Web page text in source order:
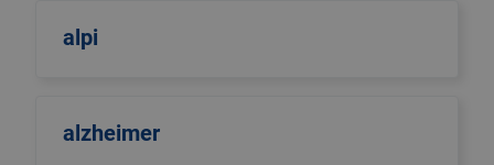
alpi
alzheimer